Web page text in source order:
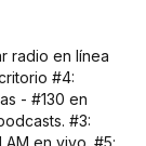
radio en línea
#4:
- #130 en
#3:
AM en vivo. #5: